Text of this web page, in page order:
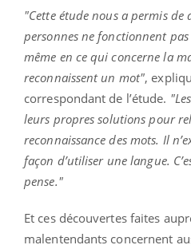
"Cette étude nous a permis de
personnes ne fonctionnent
même en ce qui concerne la
reconnaissent un mot",
correspondant de l’étude.
leurs propres solutions pour
reconnaissance des mots. Il
façon d’utiliser une langue.
pense."
Et ces découvertes faites
malentendants concernent